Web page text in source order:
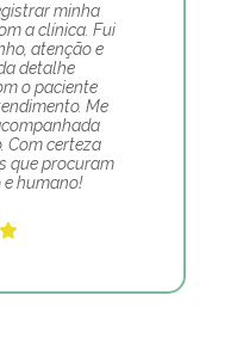
minha
a clínica. Fui
atenção e
detalhe
o paciente
Me
Com certeza
que procuram
humano!